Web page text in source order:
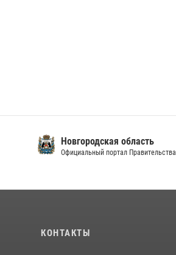
Новгородская область
Официальный портал Правительства
КОНТАКТЫ